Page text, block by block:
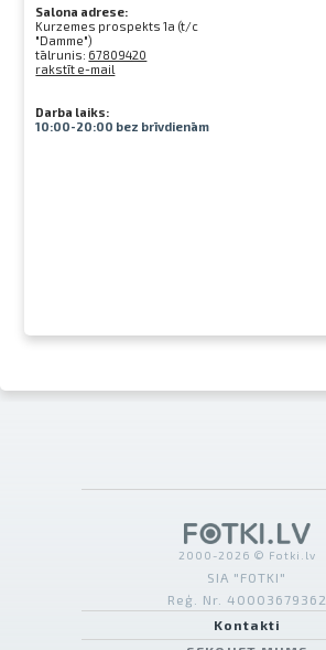
Salona adrese:
Kurzemes prospekts 1a (t/c
"Damme")
tālrunis: 67809420
rakstīt e-mail
Darba laiks:
10:00-20:00 bez brīvdienām
2000-2026 © Fotki.lv
SIA "FOTKI"
Reģ. Nr. 40003679362
Kontakti